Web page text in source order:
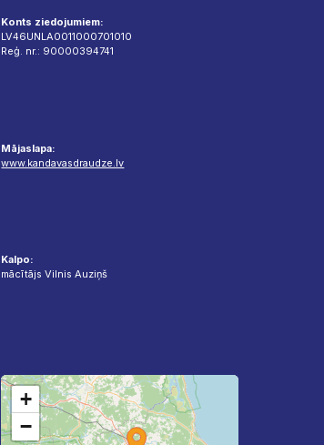
Konts ziedojumiem:
LV46UNLA0011000701010
Reģ. nr.: 90000394741
Mājaslapa:
www.kandavasdraudze.lv
Kalpo:
mācītājs Vilnis Auziņš
+
−